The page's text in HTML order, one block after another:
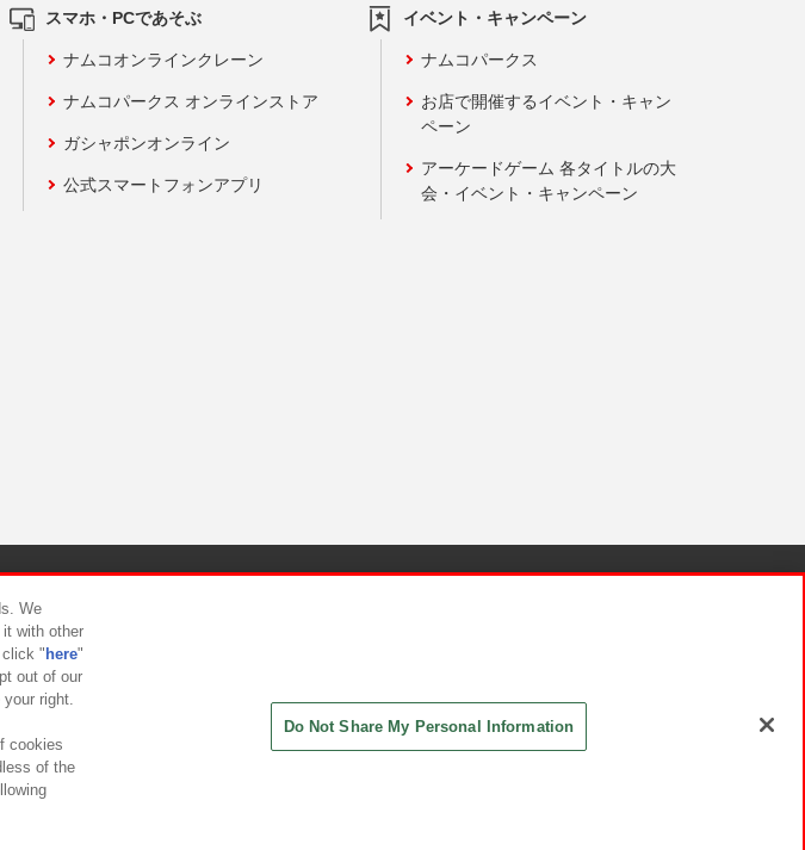
スマホ・PCであそぶ
ナムコオンラインクレーン
ナムコパークス オンラインストア
ガシャポンオンライン
公式スマートフォンアプリ
イベント・キャンペーン
ナムコパークス
お店で開催するイベント・キャン
ペーン
アーケードゲーム 各タイトルの大
会・イベント・キャンペーン
ト対応方針
We
with other
click " here"
out of our
right.
cookies
of the
Do Not Share My Personal Information